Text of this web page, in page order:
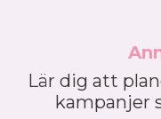
Lär dig att
kampanjer